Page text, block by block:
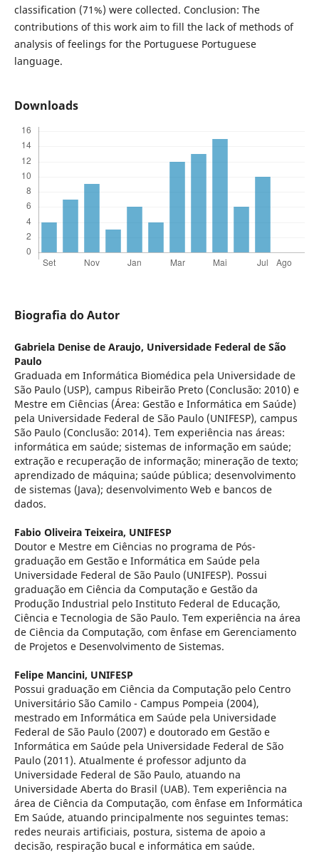
classification (71%) were collected. Conclusion: The
contributions of this work aim to fill the lack of methods of
analysis of feelings for the Portuguese Portuguese
language.
Downloads
Biografia do Autor
Gabriela Denise de Araujo, Universidade Federal de São
Paulo
Graduada em Informática Biomédica pela Universidade de
São Paulo (USP), campus Ribeirão Preto (Conclusão: 2010) e
Mestre em Ciências (Área: Gestão e Informática em Saúde)
pela Universidade Federal de São Paulo (UNIFESP), campus
São Paulo (Conclusão: 2014). Tem experiência nas áreas:
informática em saúde; sistemas de informação em saúde;
extração e recuperação de informação; mineração de texto;
aprendizado de máquina; saúde pública; desenvolvimento
de sistemas (Java); desenvolvimento Web e bancos de
dados.
Fabio Oliveira Teixeira, UNIFESP
Doutor e Mestre em Ciências no programa de Pós-
graduação em Gestão e Informática em Saúde pela
Universidade Federal de São Paulo (UNIFESP). Possui
graduação em Ciência da Computação e Gestão da
Produção Industrial pelo Instituto Federal de Educação,
Ciência e Tecnologia de São Paulo. Tem experiência na área
de Ciência da Computação, com ênfase em Gerenciamento
de Projetos e Desenvolvimento de Sistemas.
Felipe Mancini, UNIFESP
Possui graduação em Ciência da Computação pelo Centro
Universitário São Camilo - Campus Pompeia (2004),
mestrado em Informática em Saúde pela Universidade
Federal de São Paulo (2007) e doutorado em Gestão e
Informática em Saúde pela Universidade Federal de São
Paulo (2011). Atualmente é professor adjunto da
Universidade Federal de São Paulo, atuando na
Universidade Aberta do Brasil (UAB). Tem experiência na
área de Ciência da Computação, com ênfase em Informática
Em Saúde, atuando principalmente nos seguintes temas:
redes neurais artificiais, postura, sistema de apoio a
decisão, respiração bucal e informática em saúde.